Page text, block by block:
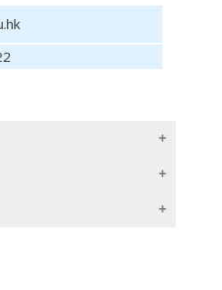
只提供英文版)
benefits intermediaries
professionals to
of a typical employee
的課程外,所有課程均以